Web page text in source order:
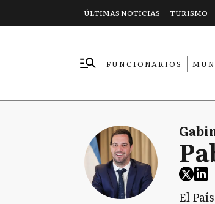
ÚLTIMAS NOTICIAS TURISMO
FUNCIONARIOS
El País